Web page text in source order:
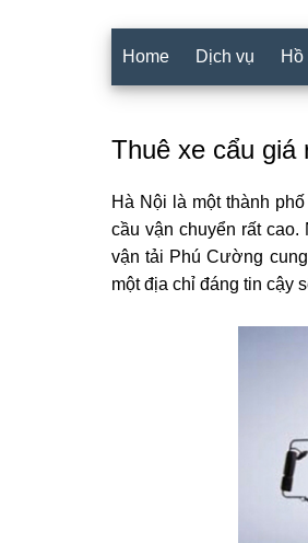
Home Dịch vụ
Thuê xe cẩu giá
Hà Nội là một thành
cầu vận chuyển rất
vận tải Phú Cường
một địa chỉ đáng tin cậy